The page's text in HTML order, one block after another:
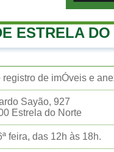
ESTRELA DO
registro de imÓveis e
Sayão, 927
Estrela do Norte
feira, das 12h às 18h.